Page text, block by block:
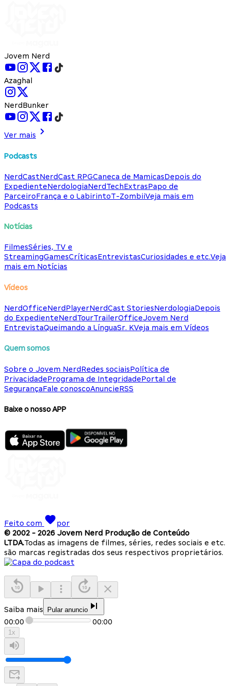
Jovem Nerd
Azaghal
NerdBunker
Ver mais
Podcasts
NerdCastNerdCast RPGCaneca de MamicasDepois do
ExpedienteNerdologiaNerdTechExtrasPapo de
ParceiroFrança e o LabirintoT-ZombiiVeja mais em
Podcasts
Notícias
FilmesSéries, TV e
StreamingGamesCríticasEntrevistasCuriosidades e etc.Veja
mais em Notícias
Vídeos
NerdOfficeNerdPlayerNerdCast StoriesNerdologiaDepois
do ExpedienteNerdTourTrailerOfficeJovem Nerd
EntrevistaQueimando a LínguaSr. KVeja mais em Vídeos
Quem somos
Sobre o Jovem NerdRedes sociaisPolítica de
PrivacidadePrograma de IntegridadePortal de
SegurançaFale conoscoAnuncieRSS
Baixe o nosso APP
Feito com
por
© 2002 - 2026 Jovem Nerd Produção de Conteúdo
LTDA.Todas as imagens de filmes, séries, redes sociais e etc.
são marcas registradas dos seus respectivos proprietários.
Saiba mais Pular anuncio
00:00 00:00
1x